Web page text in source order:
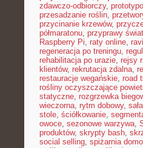
zdawczo-odbiorczy,
przesadzanie roślin,
przycinanie krzewów,
półmaratonu, przyprawy
Raspberry Pi, raty online,
regeneracja po treningu,
rehabilitacja po urazie, rejsy
klientów, rekrutacja zdalna,
restauracje wegańskie, road
rośliny oczyszczające
statyczne, rozgrzewka
wieczorna, rytm dobowy,
stole, ściółkowanie,
owoce, sezonowe warzywa,
produktów, skrypty bash,
social selling, spiżarnia